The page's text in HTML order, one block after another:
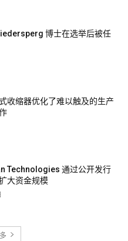
博士在选举后被任
收缩器优化了难以触及的生产
Technologies 通过公开发行
大资金规模